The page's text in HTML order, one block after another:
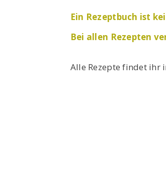
Ein Rezeptbuch ist
Bei allen Rezepten
Alle Rezepte findet ihr